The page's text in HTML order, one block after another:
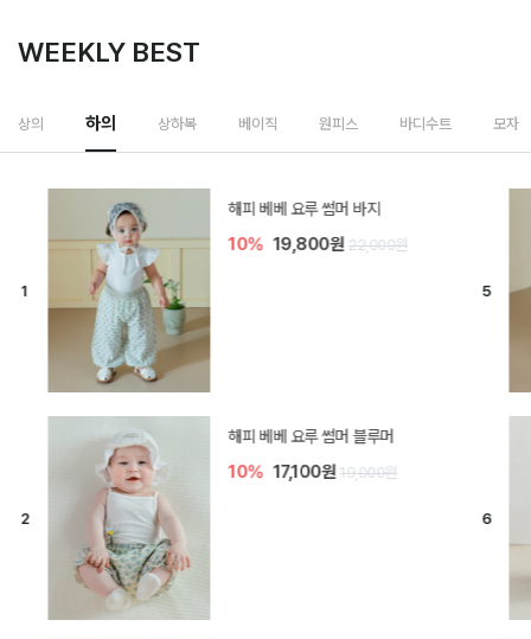
WEEKLY BEST
상의 하의 상하복 베이직 원피스 바디수트 모자
[SIZE ~6Y] 델린 린넨 바지
10% 21,600원 24,000원
듀이 아기 바지
10% 17,100원 19,000원